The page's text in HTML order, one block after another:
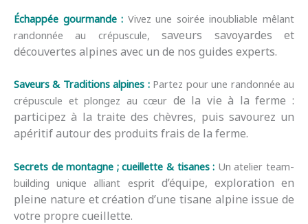
Échappée gourmande : Vivez une soirée inoubliable mêlant
randonnée au crépuscule,saveurs savoyardes et
découvertes alpines avec un de nos guides experts.
Saveurs & Traditions alpines : Partez pour une randonnée au
crépuscule et plongez au cœur de la vie à la ferme :
participez à la traite des chèvres, puis savourez un
apéritif autour des produits frais de la ferme.
Secrets de montagne ; cueillette & tisanes : Un atelier team-
building unique alliant esprit d’équipe, exploration en
pleine nature et création d’une tisane alpine issue de
votre propre cueillette.